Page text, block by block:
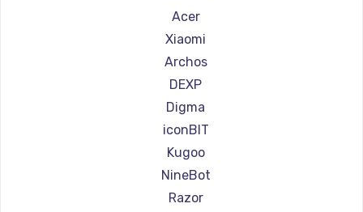
Ремонт самокатов Shorner
Ремонт самокатов Joyor
Ремонт самокатов Minimotors
Ремонт самокатов Bork
Ремонт самокатов Segway
Ремонт самокатов KIRIN
Acer
Xiaomi
Archos
DEXP
Digma
iconBIT
Kugoo
NineBot
Razor